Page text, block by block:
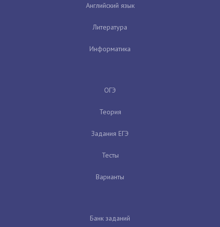
Английский язык
Литература
Информатика
ОГЭ
Теория
Задания ЕГЭ
Тесты
Варианты
Банк заданий